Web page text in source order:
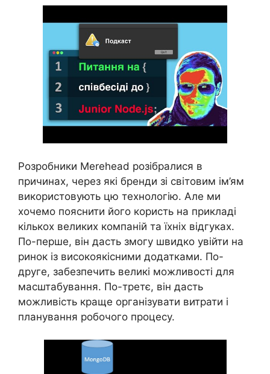
Розробники Merehead розібралися в
причинах, через які бренди зі світовим ім’ям
використовують цю технологію. Але ми
хочемо пояснити його користь на прикладі
кількох великих компаній та їхніх відгуках.
По-перше, він дасть змогу швидко увійти на
ринок із високоякісними додатками. По-
друге, забезпечить великі можливості для
масштабування. По-третє, він дасть
можливість краще організувати витрати і
планування робочого процесу.